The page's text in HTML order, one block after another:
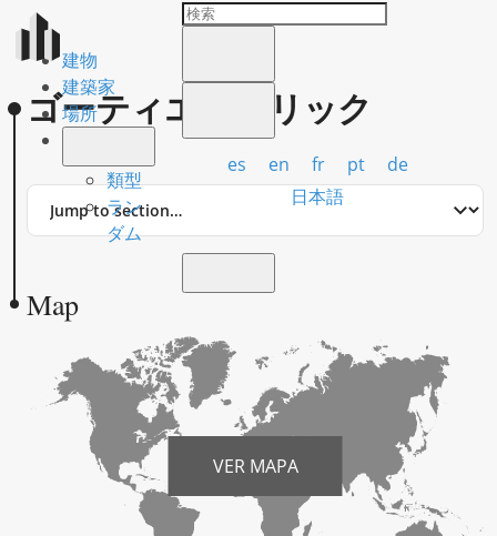
建物
建築家
場所
類型
ラン
ダム
es en fr pt
de
日本語
ゴーティエ，エリック
Jump
Map
VER MAPA